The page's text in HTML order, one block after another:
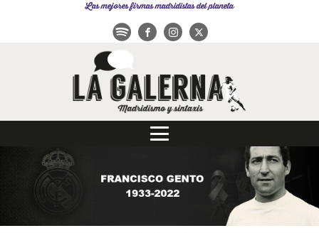
Las mejores firmas madridistas del planeta